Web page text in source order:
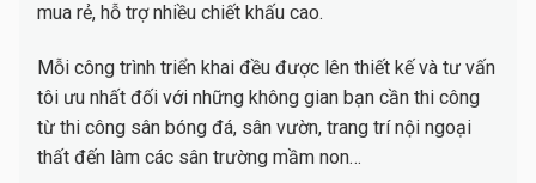
mua rẻ, hỗ trợ nhiều chiết khấu cao.
Mỗi công trình triển khai đều được lên thiết kế và tư vấn
tôi ưu nhất đối với những không gian bạn cần thi công
từ thi công sân bóng đá, sân vườn, trang trí nội ngoại
thất đến làm các sân trường mầm non…